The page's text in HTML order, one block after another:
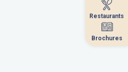
Restaurants
Brochures